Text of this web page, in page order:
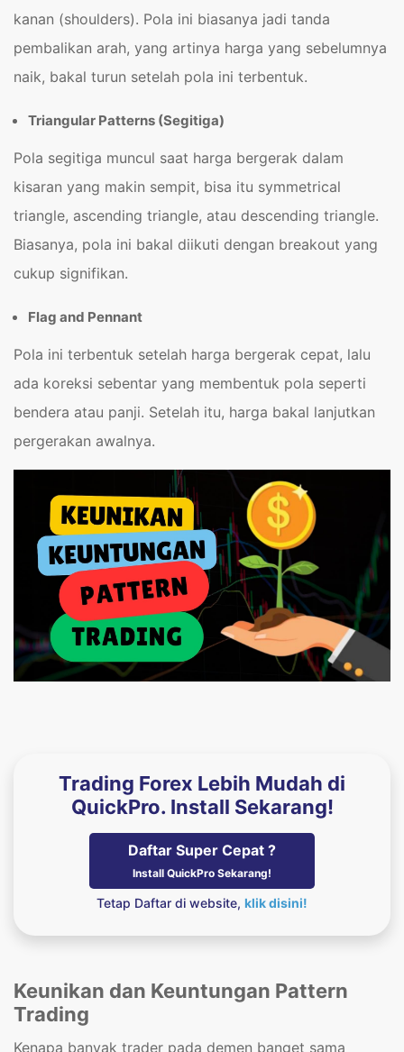
kanan (shoulders). Pola ini biasanya jadi tanda
pembalikan arah, yang artinya harga yang sebelumnya
naik, bakal turun setelah pola ini terbentuk.
Triangular Patterns (Segitiga)
Pola segitiga muncul saat harga bergerak dalam
kisaran yang makin sempit, bisa itu symmetrical
triangle, ascending triangle, atau descending triangle.
Biasanya, pola ini bakal diikuti dengan breakout yang
cukup signifikan.
Flag and Pennant
Pola ini terbentuk setelah harga bergerak cepat, lalu
ada koreksi sebentar yang membentuk pola seperti
bendera atau panji. Setelah itu, harga bakal lanjutkan
pergerakan awalnya.
Trading Forex Lebih Mudah di
QuickPro. Install Sekarang!
Daftar Super Cepat ?
Install QuickPro Sekarang!
Tetap Daftar di website, klik disini!
Keunikan dan Keuntungan Pattern
Trading
Kenapa banyak trader pada demen banget sama